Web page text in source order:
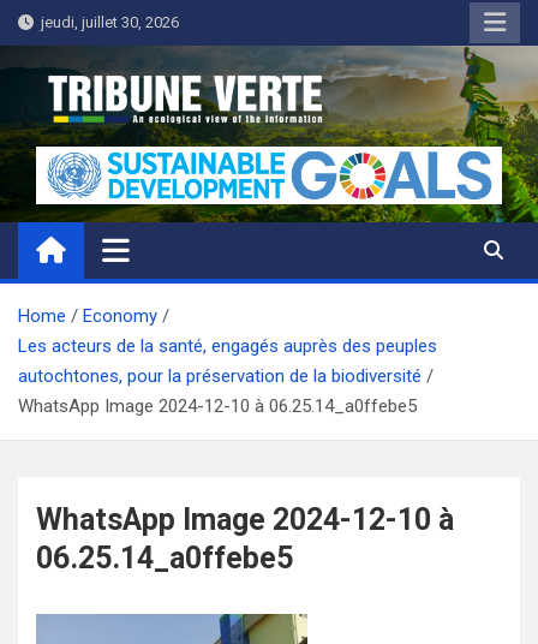
Skip
to
content
jeudi, juillet 30, 2026
Tribune Verte
Un regard écologique de l'information
Home
Economy
Les acteurs de la santé, engagés auprès des peuples
autochtones, pour la préservation de la biodiversité
WhatsApp Image 2024-12-10 à 06.25.14_a0ffebe5
WhatsApp Image 2024-12-10 à
06.25.14_a0ffebe5